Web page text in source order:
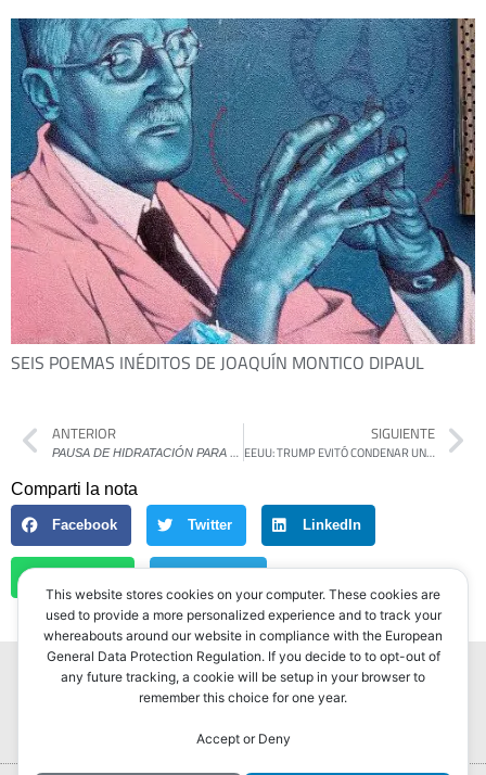
SEIS POEMAS INÉDITOS DE JOAQUÍN MONTICO DIPAUL
ANTERIOR
P
AUSA DE HIDRATACIÓN PARA MILEI POR MARTÍN GAMBAROTTA
SIGUIENTE
EEUU: TRUMP EVITÓ CONDENAR UNA MARCHA SUPREMACISTA EN WASHINGTON Y SU GOBIERNO LA ENCUADRÓ EN LA «LIBERTAD DE EXPRESIÓN»
Comparti la nota
Facebook Twitter LinkedIn
This website stores cookies on your computer. These cookies are
used to provide a more personalized experience and to track your
whereabouts around our website in compliance with the European
General Data Protection Regulation. If you decide to to opt-out of
any future tracking, a cookie will be setup in your browser to
remember this choice for one year.
Accept or Deny